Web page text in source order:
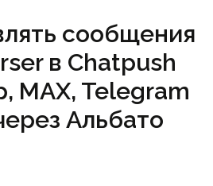
сообщения
в Chatpush
MAX, Telegram
Альбато